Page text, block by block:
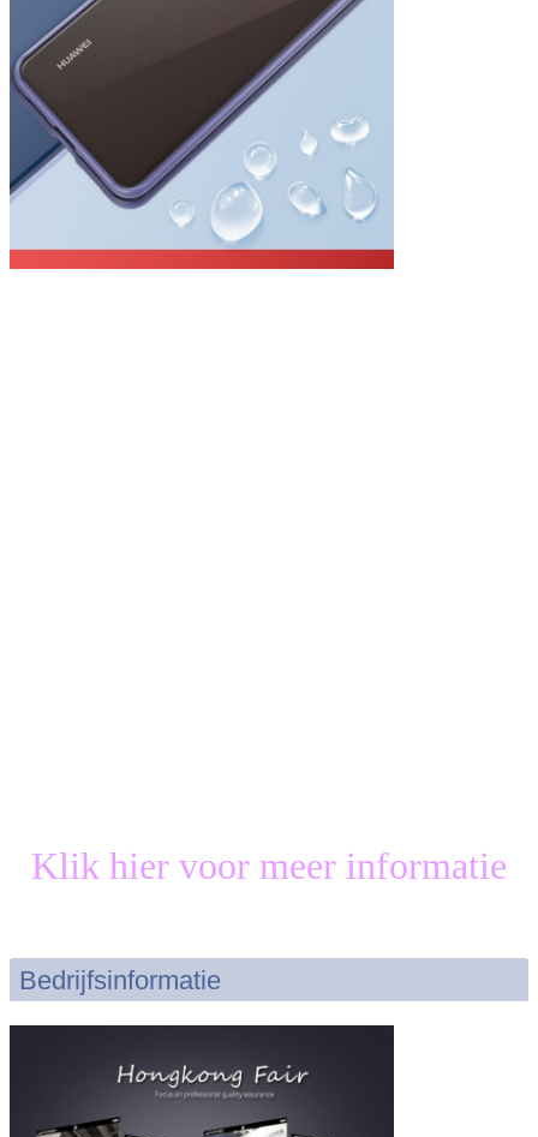
Klik hier voor meer informatie
Bedrijfsinformatie